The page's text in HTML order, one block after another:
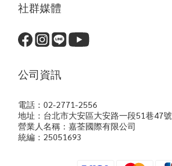
社群媒體
公司資訊
電話：02-2771-2556
地址：台北市大安區大安路一段51巷47號
營業人名稱：嘉荃國際有限公司
統編：25051693